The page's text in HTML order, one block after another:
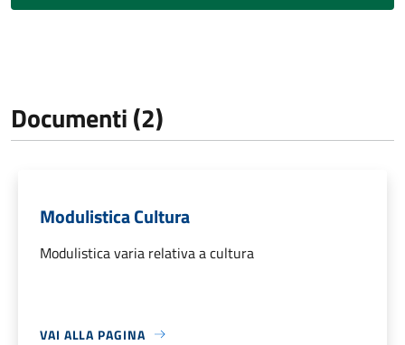
Documenti (2)
Modulistica Cultura
Modulistica varia relativa a cultura
VAI ALLA PAGINA